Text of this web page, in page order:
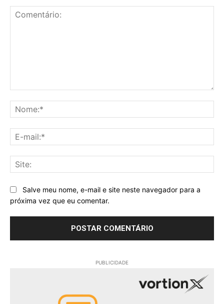
Salve meu nome, e-mail e site neste navegador para a
próxima vez que eu comentar.
PUBLICIDADE